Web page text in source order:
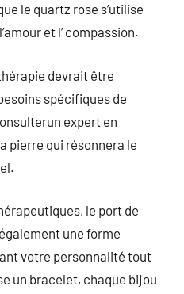
le quartz rose s’utilise
et l’ compassion.
devrait être
spécifiques de
expert en
pierre qui résonnera le
le port de
une forme
votre personnalité tout
un bracelet, chaque bijou